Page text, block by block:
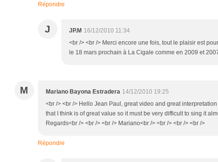
Répondre
J JP.M 16/12/2010 11:34
<br /> <br /> Merci encore une fois, tout le plaisir est
le 18 mars prochain à La Cigale comme en 2009 et
M Mariano Bayona Estradera 14/12/2010 19:25
<br /> <br /> Hello Jean Paul, great video and great
that I think is of great value so it must be very difficult to sing it
Regards<br /> <br /> <br /> Mariano<br /> <br /> <br /> <br />
Répondre